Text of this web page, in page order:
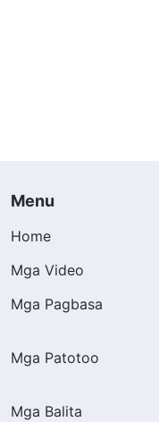
Menu
Home
Mga Video
Mga Pagbasa
Mga Patotoo
Mga Balita